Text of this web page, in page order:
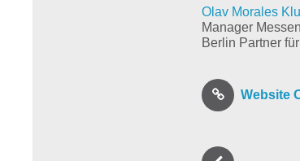
Olav Morales
Manager
Berlin Partner
Website